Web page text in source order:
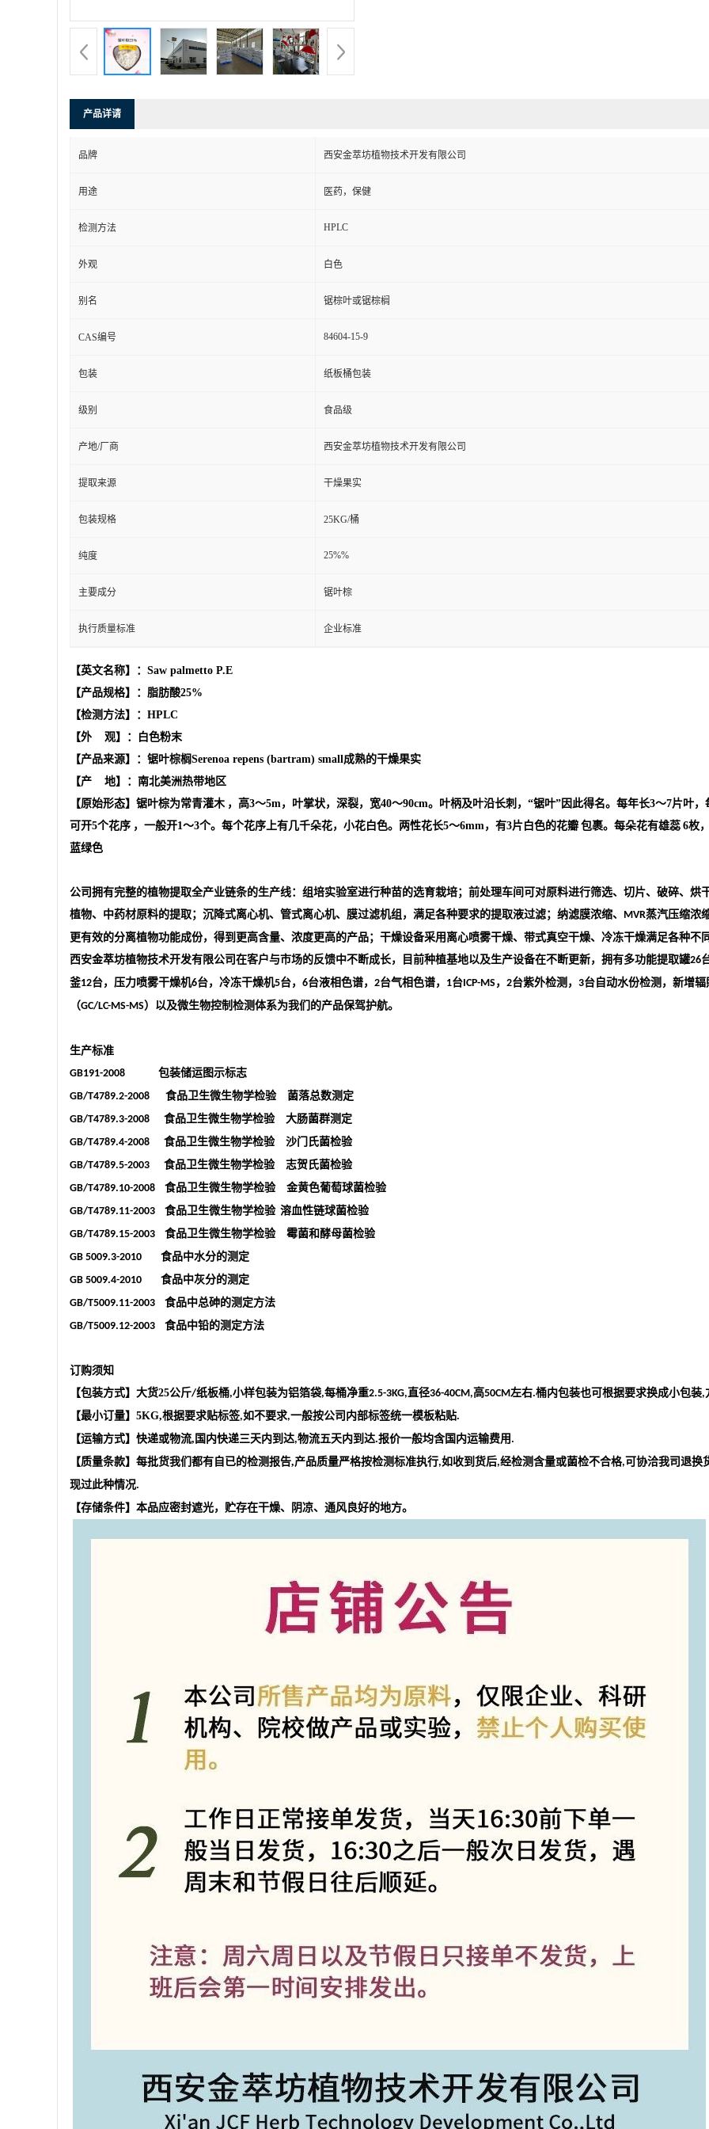
产品详请
品牌 西安金萃坊植物技术开发有限公司
用途 医药，保健
检测方法 HPLC
外观 白色
别名 锯棕叶或锯棕榈
CAS编号 84604-15-9
包装 纸板桶包装
级别 食品级
产地/厂商 西安金萃坊植物技术开发有限公司
提取来源 干燥果实
包装规格 25KG/桶
纯度 25%%
主要成分 锯叶棕
执行质量标准 企业标准
【英文名称】：Saw palmetto P.E
【产品规格】：脂肪酸25%
【检测方法】：HPLC
【外 观】：白色粉末
【产品来源】：锯叶棕榈Serenoa repens (bartram) small成熟的干燥果实
【产 地】：南北美洲热带地区
【原始形态】锯叶棕为常青灌木 ，高3～5m，叶掌状，深裂，宽40～90cm。叶柄及叶沿长刺，“锯叶”因此得名。每年长3～7片叶，
可开5个花序 ，一般开1～3个。每个花序上有几千朵花，小花白色。两性花长5～6mm，有3片白色的花瓣 包裹。每朵花有雄蕊 6枚
蓝绿色
公司 拥有完整的植物提取全产业链条的生产线：组培实验室进行种苗的选育栽培；前处理车间可对原料进行筛选、切片、破碎、
植物、中药材原料的提取；沉降式离心机、管式离心机、膜过滤机组，满足各种要求的提取液过滤；纳滤膜浓缩、 MVR蒸汽压缩浓
更有效的分离植物功能成份，得到更高含量、浓度更高的产品；干燥设备采用离心喷雾干燥、带式真空干燥、冷冻干燥满足各种不
西安金萃坊植物技术开发有限公司 在客户与市场的反馈中不断成长，目前种植基地以及生产设备在不断更新，拥有多功能提取罐26
釜12台，压力喷雾干燥机6台，冷冻干燥机5台， 6台液相色谱， 2台气相色谱， 1台ICP-MS， 2台紫外检测， 3台自动水份检测，新增辐
（GC/LC-MS-MS）以及微生物控制检测体系为我们的产品保驾护航。
生产标准
GB191-2008 包装储运图示标志
GB/T4789.2-2008
食品卫生微生物学检验 菌落总数测定
GB/T4789.3-2008 食品卫生微生物学检验 大肠菌群测定
GB/T4789.4-2008 食品卫生微生物学检验 沙门氏菌检验
GB/T4789.5-2003 食品卫生微生物学检验 志贺氏菌检验
GB/T4789.10-2008 食品卫生微生物学检验 金黄色葡萄球菌检验
GB/T4789.11-2003 食品卫生微生物学检验 溶血性链球菌检验
GB/T4789.15-2003 食品卫生微生物学检验 霉菌和酵母菌检验
GB 5009.3-2010 食品中水分的测定
GB 5009.4-2010 食品中灰分的测定
GB/T5009.11-2003 食品中总砷的测定方法
GB/T5009.12-2003 食品中铅的测定方法
订购须知
【包装方式】大货25公斤/纸板桶,小样包装为铝箔袋,每桶净重2.5-3KG,直径36-40CM,高50CM左右.桶内包装也可根据要求换成小包装,
【最小订量】 5KG,根据要求贴标签,如不要求,一般按公司内部标签统一模板粘贴.
【运输方式】快递或物流, 国内快递三天内到达,物流五天内到达.报价一般均含国内运输费用 .
【质量条款】每批货我们都有自已的检测报告,产品质量严格按检测标准执行,如收到货后,经检测含量或菌检不合格, 可协洽我司退换
现过此种情况.
【存储条件】本品应密封遮光，贮存在干燥、阴凉、通风良好的地方。